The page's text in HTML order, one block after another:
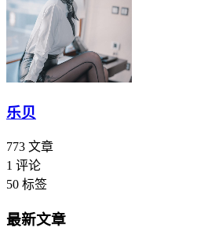
乐贝
773 文章
1 评论
50 标签
最新文章